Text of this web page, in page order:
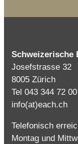
Schweizerische
Josefstrasse 32
8005 Zürich
Tel 043 344 72 00
info(at)each.ch
Telefonisch
Montag und